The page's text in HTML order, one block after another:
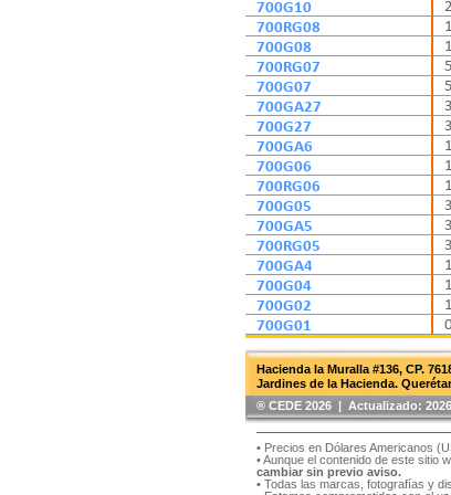
700G10
700RG08
700G08
700RG07
700G07
700GA27
700G27
700GA6
700G06
700RG06
700G05
700GA5
700RG05
700GA4
700G04
700G02
700G01
Hacienda la Muralla #136, CP.
Jardines de la Hacienda.
®️ CEDE 2026 | Actualizado:
• Precios en Dólares Americanos
• Aunque el contenido de este sitio
cambiar sin previo aviso.
• Todas las marcas, fotografías y